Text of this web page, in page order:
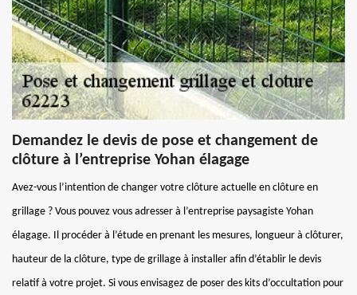
Demandez le devis de pose et changement de
clôture à l’entreprise Yohan élagage
Avez-vous l’intention de changer votre clôture actuelle en clôture en
grillage ? Vous pouvez vous adresser à l’entreprise paysagiste Yohan
élagage. Il procéder à l’étude en prenant les mesures, longueur à clôturer,
hauteur de la clôture, type de grillage à installer afin d’établir le devis
relatif à votre projet. Si vous envisagez de poser des kits d’occultation pour